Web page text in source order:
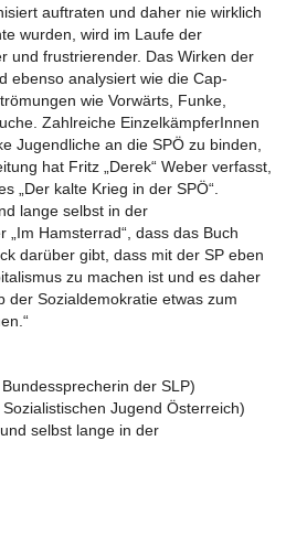
auftraten und daher nie wirklich
wurden, wird im Laufe der
und frustrierender. Das Wirken der
ebenso analysiert wie die Cap-
wie Vorwärts, Funke,
Zahlreiche EinzelkämpferInnen
Jugendliche an die SPÖ zu binden,
hat Fritz „Derek“ Weber verfasst,
„Der kalte Krieg in der SPÖ“.
lange selbst in der
Hamsterrad“, dass das Buch
darüber gibt, dass mit der SP eben
zu machen ist und es daher
der Sozialdemokratie etwas zum
der SLP)
Jugend Österreich)
selbst lange in der